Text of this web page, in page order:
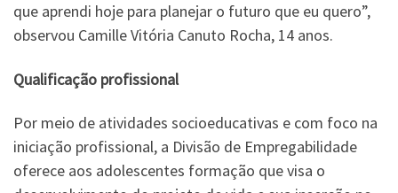
que aprendi hoje para planejar o futuro que eu quero”,
observou Camille Vitória Canuto Rocha, 14 anos.
Qualificação profissional
Por meio de atividades socioeducativas e com foco na
iniciação profissional, a Divisão de Empregabilidade
oferece aos adolescentes formação que visa o